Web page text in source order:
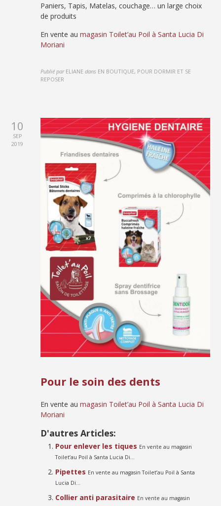
Paniers, Tapis, Matelas, couchage… un large choix
de produits
En vente aumagasin Toilet’au Poil à Santa Lucia Di
Moriani
Publié par ELIANE dans EN BOUTIQUE, POUR DORMIR ET SE
REPOSER
10
SEP
2019
Pour le soin des dents
En vente aumagasin Toilet’au Poil à Santa Lucia Di
Moriani
D'autres Articles:
Pour enlever les tiques En vente au magasin
Toilet’au Poil à Santa Lucia Di...
Pipettes En vente au magasin Toilet’au Poil à Santa
Lucia Di...
Collier anti parasitaire En vente au magasin